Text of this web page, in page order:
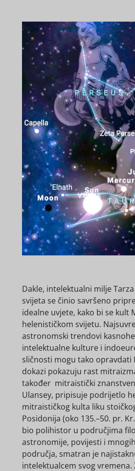
Dakle, intelektualni milje
svijeta se činio savršeno
idealne uvjete, kako bi se kult
helenističkom svijetu.
astronomski trendovi
intelektualne kulture i
sličnosti mogu tako opravdati
dokazi pokazuju rast
također mitraistički
Ulansey, pripisuje podrijetlo
mitraističkog kulta liku
Posidonija (oko 135.–50. pr.
bio polihistor u područjima
astronomije, povijesti i
područja, smatran je
intelektualcem svog vremena.